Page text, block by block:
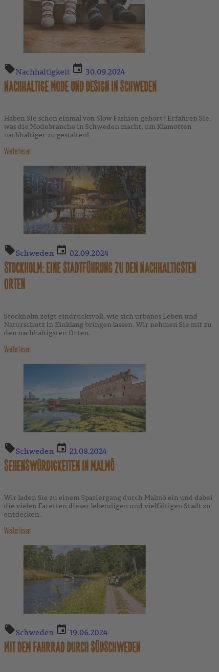
Nachhaltigkeit 30.09.2024
NACHHALTIGE MODE UND DESIGN IN SCHWEDEN
Haben Sie schon einmal von Slow Fashion gehört? Erfahren Sie,
was die Modebranche in Schweden macht, um Klamotten
nachhaltiger zu gestalten!
Weiterlesen
Schweden 02.09.2024
STOCKHOLM: EINE STADTFÜHRUNG ZU DEN NACHHALTIGSTEN
ORTEN
Stockholm zeigt eindrucksvoll, wie sich urbanes Leben und
Naturschutz in Einklang bringen lassen. Wir nehmen Sie mit zu
den nachhaltigsten Orten.
Weiterlesen
Schweden 21.08.2024
SEHENSWÜRDIGKEITEN IN MALMÖ
Wir laden Sie zu einem Spaziergang durch Malmö ein und dabei
die vielen Facetten dieser lebendigen und vielfältigen Stadt zu
entdecken..
Weiterlesen
Schweden 19.06.2024
MIT DEM FAHRRAD DURCH SÜDSCHWEDEN